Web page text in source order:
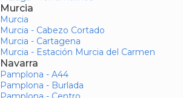
Murcia
Murcia
Murcia - Cabezo Cortado
Murcia - Cartagena
Murcia - Estación Murcia del Carmen
Navarra
Pamplona - A44
Pamplona - Burlada